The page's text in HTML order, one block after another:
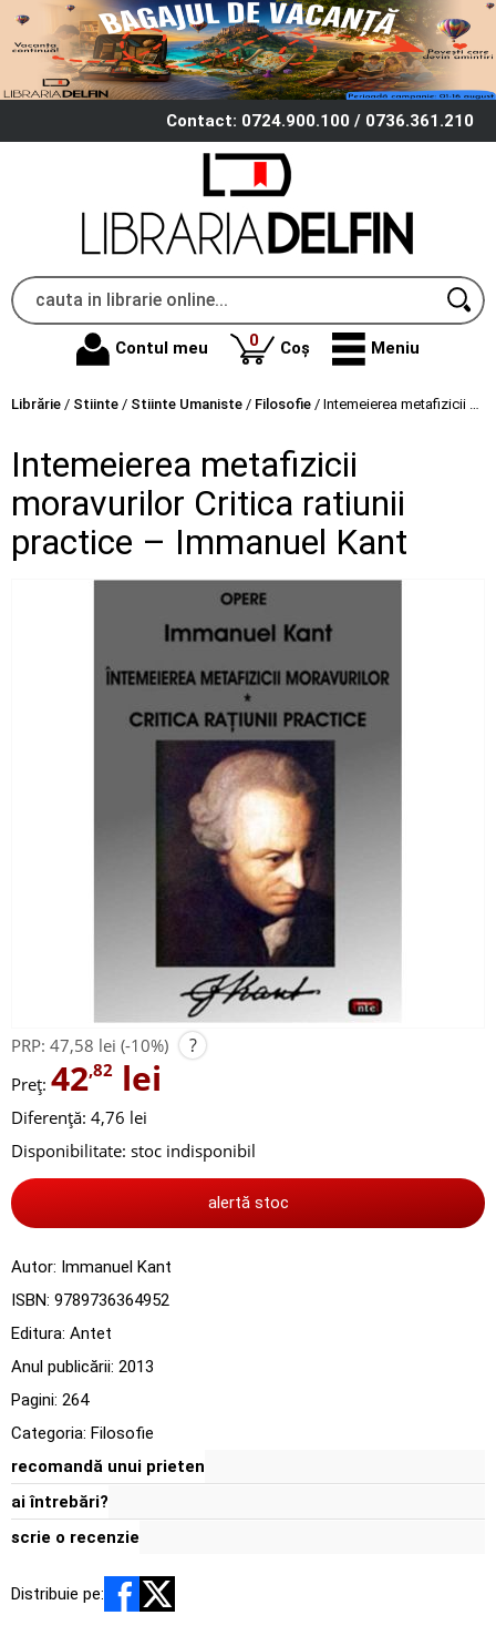
Contact: 0724.900.100 / 0736.361.210
Contul meu 0produse
Coș Meniu
Librărie / Stiinte / Stiinte Umaniste / Filosofie / Intemeierea metafizicii moravurilor Critica ratiunii practice – Immanuel Kant
Intemeierea metafizicii
moravurilor Critica ratiunii
practice – Immanuel Kant
PRP: 47,58 lei (-10%) ?
Preț: 42,82 lei
Diferență: 4,76 lei
Disponibilitate: stoc indisponibil
alertă stoc
Autor: Immanuel Kant
ISBN: 9789736364952
Editura: Antet
Anul publicării: 2013
Pagini: 264
Categoria: Filosofie
recomandă unui prieten
ai întrebări?
scrie o recenzie
Distribuie pe: